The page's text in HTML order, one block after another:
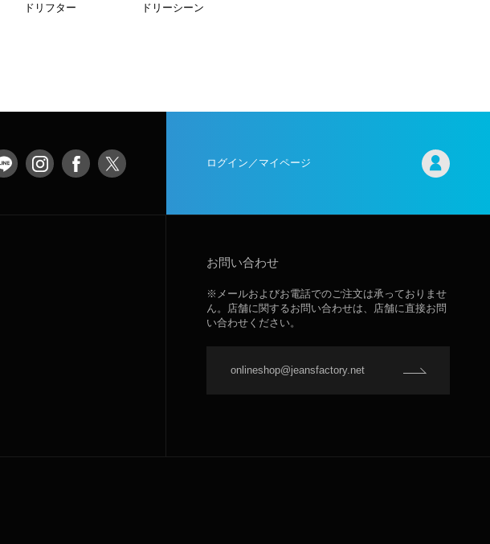
ドリフター ドリーシーン
ログイン／マイページ
お問い合わせ
※メールおよびお電話でのご注文は承っておりませ
ん。店舗に関するお問い合わせは、店舗に直接お問
い合わせください。
onlineshop@jeansfactory.net